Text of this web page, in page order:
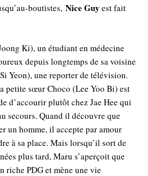
boutistes, Nice Guy est fait
Ki), un étudiant en médecine
depuis longtemps de sa voisine
Yeon), une reporter de télévision.
petite sœur Choco (Lee Yoo Bi) est
d’accourir plutôt chez Jae Hee qui
secours. Quand il découvre que
un homme, il accepte par amour
à sa place. Mais lorsqu’il sort de
plus tard, Maru s’aperçoit que
riche PDG et mène une vie